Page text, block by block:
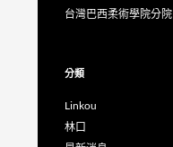
台灣巴西柔術學院分院
分類
Linkou
林口